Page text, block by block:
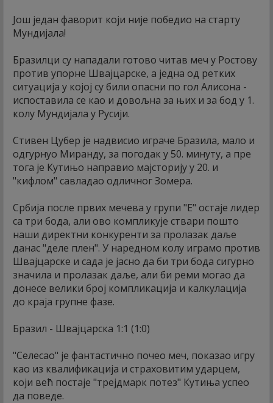
Још један фаворит који није победио на старту
Мундијала!
Бразилци су нападали готово читав меч у Ростову
против упорне Швајцарске, а једна од ретких
ситуација у којој су били опасни по гол Алисона -
испоставила се као и довољна за њих и за бод у 1.
колу Мундијала у Русији.
Стивен Цубер је надвисио играче Бразила, мало и
одгурнуо Миранду, за погодак у 50. минуту, а пре
тога је Кутињо направио мајсторију у 20. и
"кифлом" савладао одличног Зомера.
Србија после првих мечева у групи "Е" остаје лидер
са три бода, али ово компликује ствари пошто
наши директни конкуренти за пролазак даље
данас "деле плен". У наредном колу играмо против
Швајцарске и сада је јасно да би три бода сигурно
значила и пролазак даље, али би реми могао да
донесе велики број компликација и калкулација
до краја групне фазе.
Бразил - Швајцарска 1:1 (1:0)
"Селесао" је фантастично почео меч, показао игру
као из квалификација и страховитим ударцем,
који већ постаје "трејдмарк потез" Кутиња успео
да поведе.